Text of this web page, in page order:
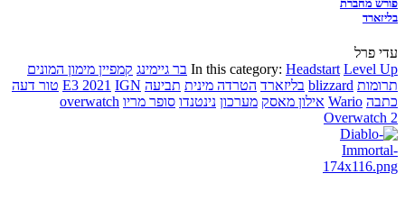
פורש מחברת
בליזארד
עדי פרל
In this category: Headstart Level Up בר גיימינג קמפיין מימון המונים
תרומות blizzard בליזארד הטרדה מינית תביעה E3 2021 IGN
טור דעה
כתבה Wario אילון מאסק מערכון נינטנדו סופר מריו overwatch
Overwatch 2